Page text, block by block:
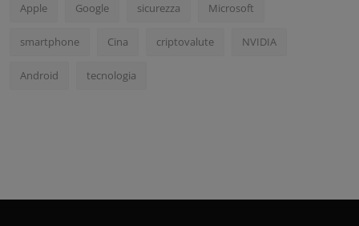
Apple Google sicurezza Microsoft
smartphone Cina criptovalute NVIDIA
Android tecnologia